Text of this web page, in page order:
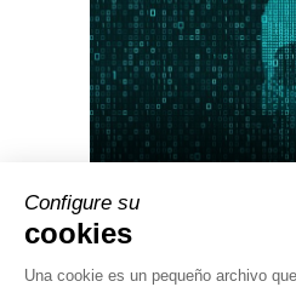
Ciberseguridad: las
Configure su
cookies
Una cookie es un pequeño archivo